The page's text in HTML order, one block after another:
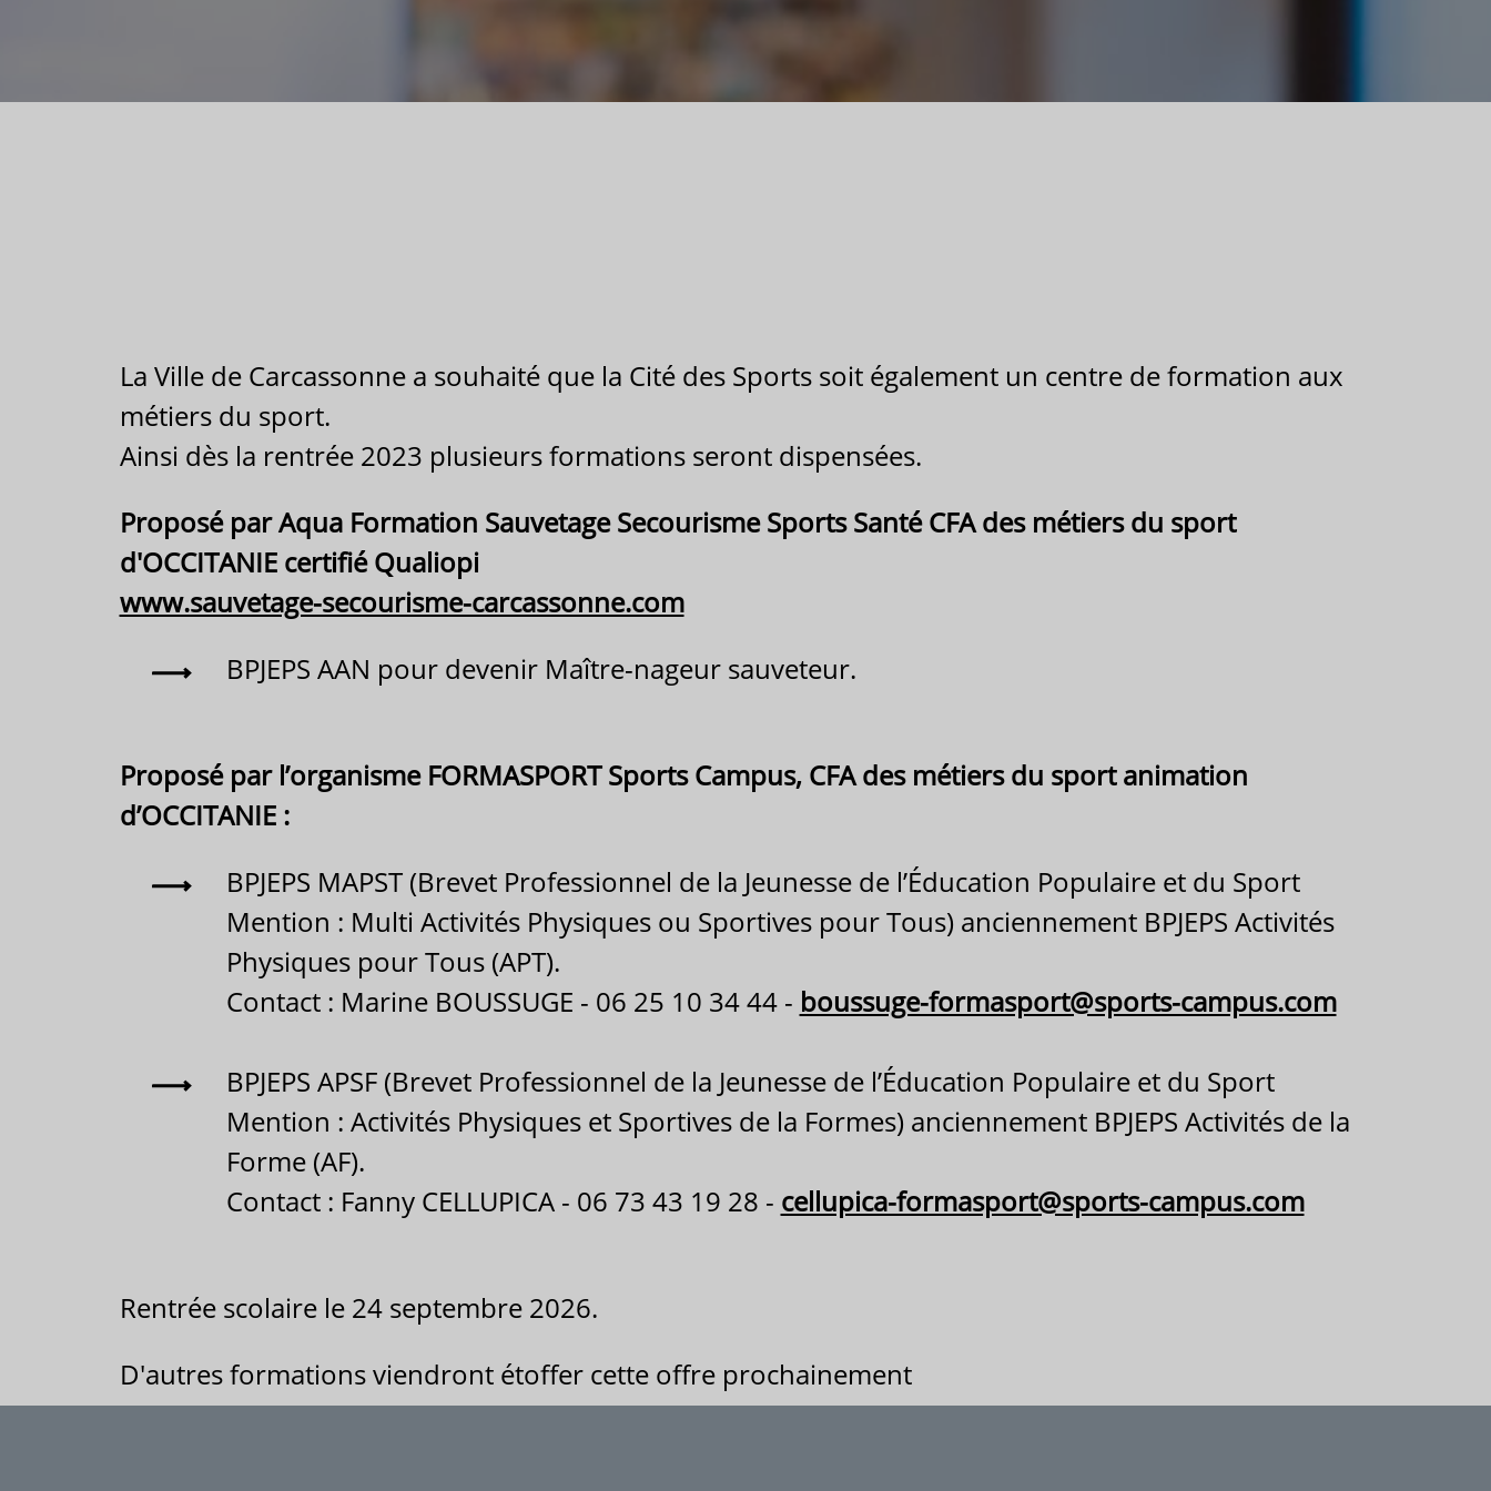
La Ville de Carcassonne a souhaité que la Cité des Sports soit également un centre de formation aux
métiers du sport.
Ainsi dès la rentrée 2023 plusieurs formations seront dispensées.
Proposé par Aqua Formation Sauvetage Secourisme Sports Santé CFA des métiers du sport
d'OCCITANIE certifié Qualiopi
www.sauvetage-secourisme-carcassonne.com
BPJEPS AAN pour devenir Maître-nageur sauveteur.
Proposé par l’organisme FORMASPORT Sports Campus, CFA des métiers du sport animation
d’OCCITANIE :
BPJEPS MAPST (Brevet Professionnel de la Jeunesse de l’Éducation Populaire et du Sport
Mention : Multi Activités Physiques ou Sportives pour Tous) anciennement BPJEPS Activités
Physiques pour Tous (APT).
Contact : Marine BOUSSUGE - 06 25 10 34 44 - boussuge-formasport@sports-campus.com
BPJEPS APSF (Brevet Professionnel de la Jeunesse de l’Éducation Populaire et du Sport
Mention : Activités Physiques et Sportives de la Formes) anciennement BPJEPS Activités de la
Forme (AF).
Contact : Fanny CELLUPICA - 06 73 43 19 28 - cellupica-formasport@sports-campus.com
Rentrée scolaire le 24 septembre 2026.
D'autres formations viendront étoffer cette offre prochainement